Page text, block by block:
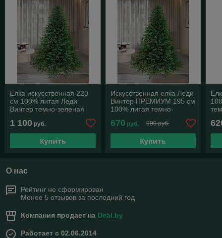
Елка искусственная 220
см 100% литая Леди
Винтер темно-зеленая
1 100 руб.
Купить
Искусственная елка Леди
Винтер ПРЕМИУМ 195 см
100% литая темно-
670 руб. 990 руб.
Купить
О нас
Рейтинг не сформирован
Менее 5 отзывов за последний год
Компания продает на Deal.by
Работает с 02.06.2014